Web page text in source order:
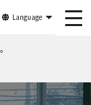
Language